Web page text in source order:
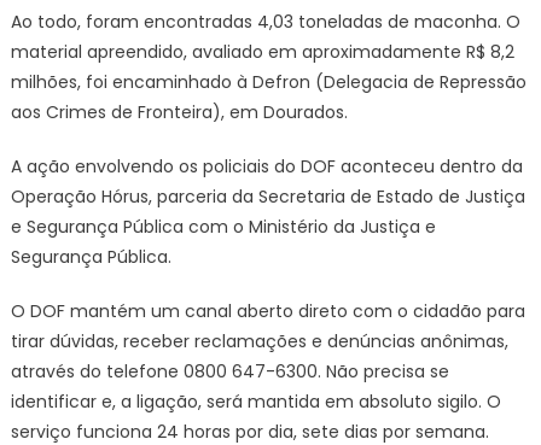
Ao todo, foram encontradas 4,03 toneladas de maconha. O
material apreendido, avaliado em aproximadamente R$ 8,2
milhões, foi encaminhado à Defron (Delegacia de Repressão
aos Crimes de Fronteira), em Dourados.
A ação envolvendo os policiais do DOF aconteceu dentro da
Operação Hórus, parceria da Secretaria de Estado de Justiça
e Segurança Pública com o Ministério da Justiça e
Segurança Pública.
O DOF mantém um canal aberto direto com o cidadão para
tirar dúvidas, receber reclamações e denúncias anônimas,
através do telefone 0800 647-6300. Não precisa se
identificar e, a ligação, será mantida em absoluto sigilo. O
serviço funciona 24 horas por dia, sete dias por semana.